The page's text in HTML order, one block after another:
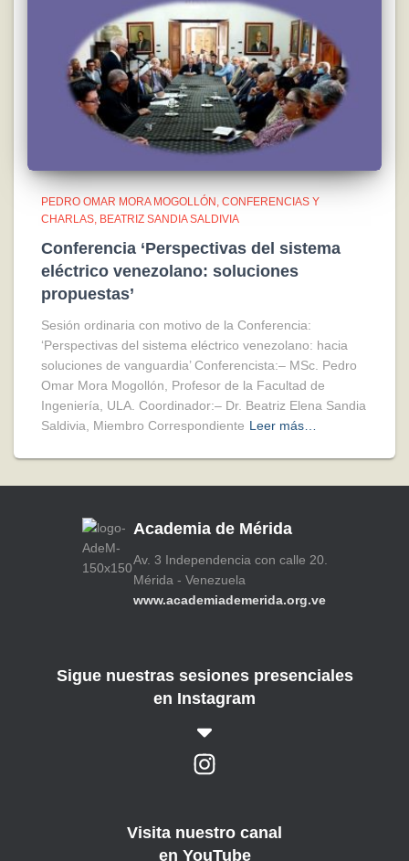
PEDRO OMAR MORA MOGOLLÓN CONFERENCIAS Y
CHARLAS BEATRIZ SANDIA SALDIVIA
Conferencia ‘Perspectivas del sistema
eléctrico venezolano: soluciones
propuestas’
Sesión ordinaria con motivo de la Conferencia:
‘Perspectivas del sistema eléctrico venezolano: hacia
soluciones de vanguardia’ Conferencista:– MSc. Pedro
Omar Mora Mogollón, Profesor de la Facultad de
Ingeniería, ULA. Coordinador:– Dr. Beatriz Elena Sandia
Saldivia, Miembro Correspondiente Leer más…
Academia de Mérida
Av. 3 Independencia con calle 20.
Mérida - Venezuela
www.academiademerida.org.ve
Sigue nuestras sesiones presenciales
en Instagram
Visita nuestro canal
en YouTube